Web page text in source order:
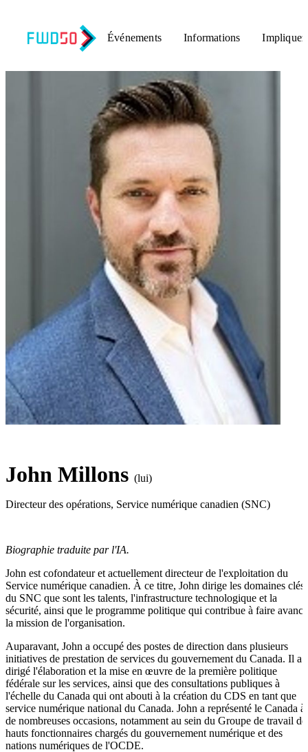
Événements Informations
John Millons (lui)
Directeur des opérations, Service numérique canadien (SNC)
Biographie traduite par l'IA.
John est cofondateur et actuellement directeur de l'exploitation du
Service numérique canadien. À ce titre, John dirige les domaines clés
du SNC que sont les talents, l'infrastructure technologique et la
sécurité, ainsi que le programme politique qui contribue à faire
la mission de l'organisation.
Auparavant, John a occupé des postes de direction dans plusieurs
initiatives de prestation de services du gouvernement du Canada. Il a
dirigé l'élaboration et la mise en œuvre de la première politique
fédérale sur les services, ainsi que des consultations publiques à
l'échelle du Canada qui ont abouti à la création du CDS en tant que
service numérique national du Canada. John a représenté le Canada à
de nombreuses occasions, notamment au sein du Groupe de travail
hauts fonctionnaires chargés du gouvernement numérique et des
nations numériques de l'OCDE.